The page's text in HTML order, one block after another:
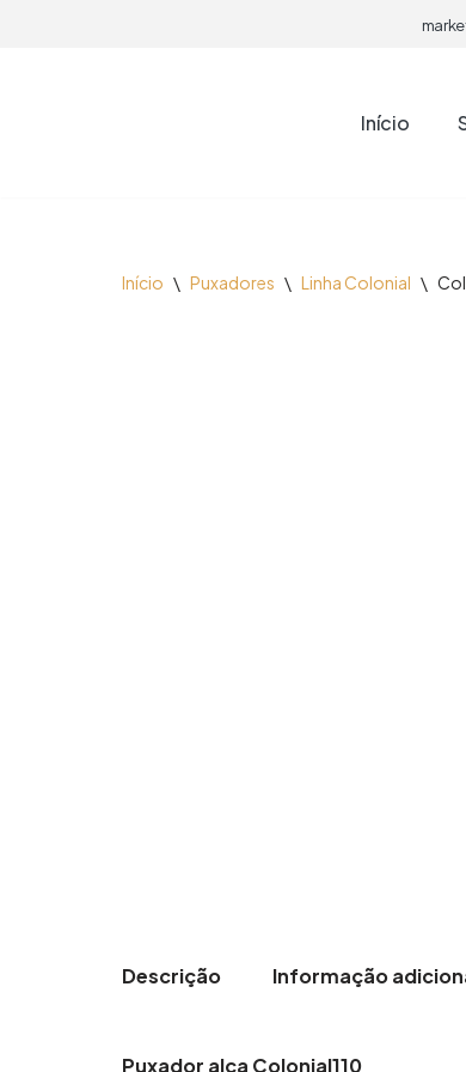
Início
Início \ Puxadores \ Linha Colonial \
Descrição Informação
Puxador alça Colonial110